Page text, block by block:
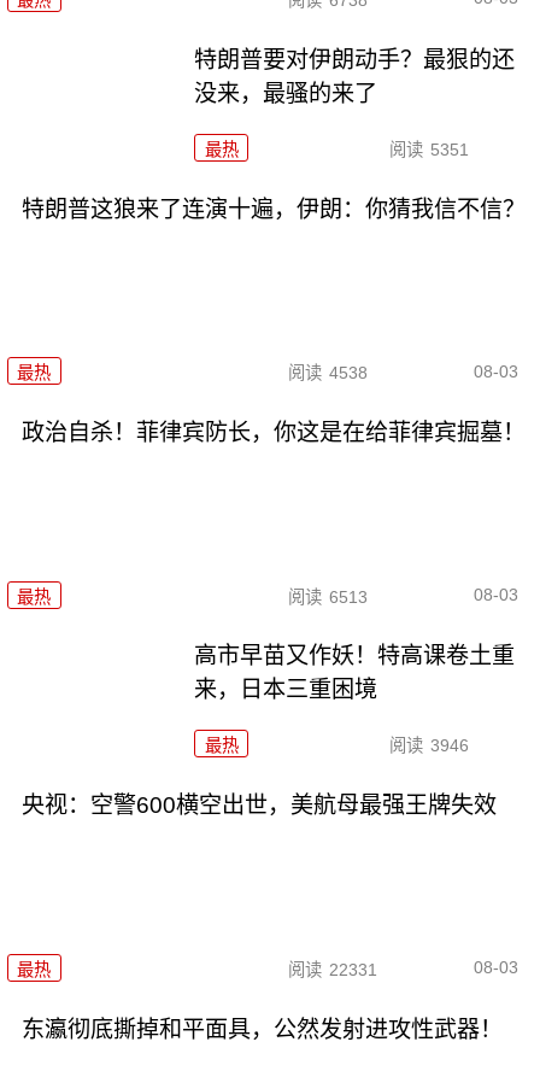
特朗普要对伊朗动手？最狠的还
没来，最骚的来了
最热 阅读 5351
特朗普这狼来了连演十遍，伊朗：你猜我信不信？
最热 阅读 4538 08-03
政治自杀！菲律宾防长，你这是在给菲律宾掘墓！
最热 阅读 6513 08-03
高市早苗又作妖！特高课卷土重
来，日本三重困境
最热 阅读 3946
央视：空警600横空出世，美航母最强王牌失效
最热 阅读 22331 08-03
东瀛彻底撕掉和平面具，公然发射进攻性武器！